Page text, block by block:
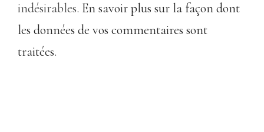
indésirables. En savoir plus sur la façon dont
les données de vos commentaires sont
traitées.